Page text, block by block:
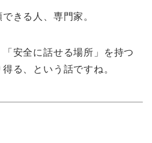
きる人、専門家。
安全に話せる場所」を持つ
る、という話ですね。